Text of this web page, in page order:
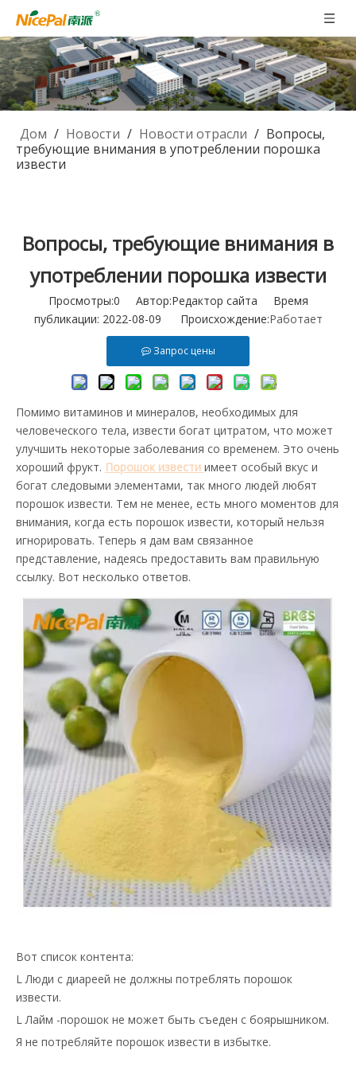
Дом / Новости / Новости отрасли / Вопросы,
требующие внимания в употреблении порошка
извести
Вопросы, требующие внимания в
употреблении порошка извести
Просмотры:0 Автор:Pедактор сайта Время
публикации: 2022-08-09 Происхождение:Работает
Запрос цены
Помимо витаминов и минералов, необходимых для
человеческого тела, извести богат цитратом, что может
улучшить некоторые заболевания со временем. Это очень
хороший фрукт. Порошок извести имеет особый вкус и
богат следовыми элементами, так много людей любят
порошок извести. Тем не менее, есть много моментов для
внимания, когда есть порошок извести, который нельзя
игнорировать. Теперь я дам вам связанное
представление, надеясь предоставить вам правильную
ссылку. Вот несколько ответов.
Вот список контента:
L Люди с диареей не должны потреблять порошок
извести.
L Лайм -порошок не может быть съеден с боярышником.
Я не потребляйте порошок извести в избытке.